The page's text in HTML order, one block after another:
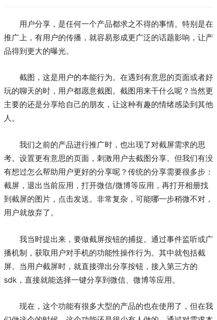
用户分享，是任何一个产品都求之不得的事情。特别是在
推广上，有用户的传播，就容易形成更广泛的话题影响，让产
品得到更大的曝光。
截图，这是用户的本能行为。在遇到有意思的页面或者好
玩的聊天的时，用户都愿意截图。截图用来干什么呢？当然更
主要的还是分享给自己的朋友，让这种有趣的情绪感染到其他
人。
我们之前的产品进行推广时，也出现了对截屏需求的思
考。设置更有意思的页面，刺激用户去截图分享。但我们有没
有想过怎么帮助用户更好的分享呢？传统的分享需要很多步：
截屏，退出当前应用，打开微信/微博等应用，再打开相册找
到截屏的图片，点击发送。非常复杂，可能哪一步稍微不对，
用户就放弃了。
我当时提出来，要做截屏按钮的捕捉。通过事件监听或广
播机制，获取用户对手机的功能性操作行为。其中就包括截
屏。当用户截屏时，就直接弹出分享按钮，接入第三方的
sdk，直接就能选择一键分享到微信、微博等应用。
现在，这个功能有很多大型的产品的也在使用了，但在我